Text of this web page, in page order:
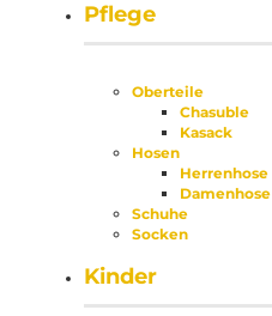
Pflege
Oberteile
Chasuble
Kasack
Hosen
Herrenhose
Damenhose
Schuhe
Socken
Kinder